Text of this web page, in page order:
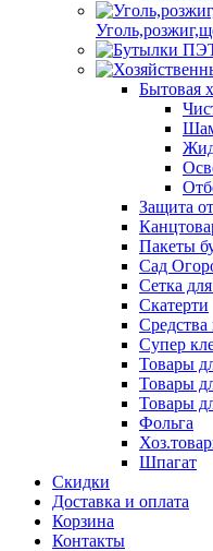
Бытовая
Защита
Пакеты
Сад
Сетка
Скатерти
Супер
Товары
Товары
Товары
Фольга
Шпагат
Скидки
Доставка и оплата
Корзина
Контакты